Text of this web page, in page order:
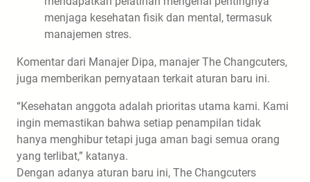
menjaga kesehatan fisik dan mental, termasuk
manajemen stres.
Komentar dari Manajer Dipa, manajer The Changcuters,
juga memberikan pernyataan terkait aturan baru ini.
“Kesehatan anggota adalah prioritas utama kami. Kami
ingin memastikan bahwa setiap penampilan tidak
hanya menghibur tetapi juga aman bagi semua orang
yang terlibat,” katanya.
Dengan adanya aturan baru ini, The Changcuters